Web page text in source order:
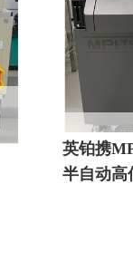
英铂科学
建6寸手